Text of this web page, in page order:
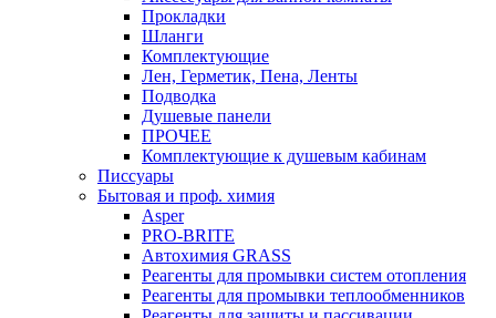
Прокладки
Шланги
Комплектующие
Лен, Герметик, Пена, Ленты
Подводка
Душевые панели
ПРОЧЕЕ
Комплектующие к душевым кабинам
Писсуары
Бытовая и проф. химия
Asper
PRO-BRITE
Автохимия GRASS
Реагенты для промывки систем отопления
Реагенты для промывки теплообменников